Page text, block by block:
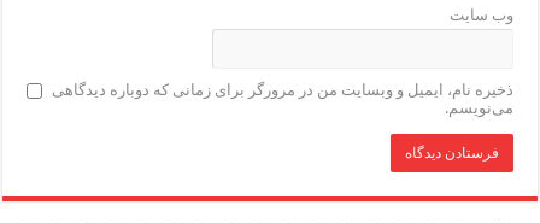
وب‌ سایت
ذخیره نام، ایمیل و وبسایت من در مرورگر برای زمانی که دوباره دیدگاهی
می‌نویسم.